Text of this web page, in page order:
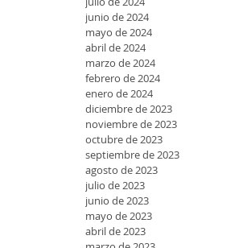
junio de 2024
mayo de 2024
abril de 2024
marzo de 2024
febrero de 2024
enero de 2024
diciembre de 2023
noviembre de 2023
octubre de 2023
septiembre de 2023
agosto de 2023
julio de 2023
junio de 2023
mayo de 2023
abril de 2023